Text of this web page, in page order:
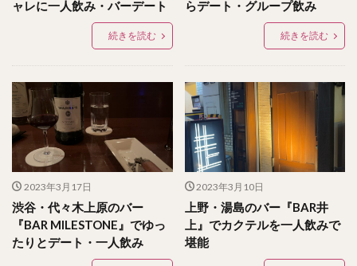
ャレに一人飲み・バーデート
続きを読む
らデート・グループ飲み
続きを読む
2023年3月17日
渋谷・代々木上原のバー
『BAR MILESTONE』でゆっ
たりとデート・一人飲み
2023年3月10日
上野・湯島のバー『BAR井
上』でカクテルを一人飲みで
堪能